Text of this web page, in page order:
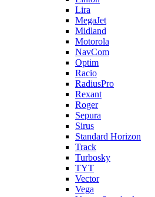
Lira
MegaJet
Midland
Motorola
NavCom
Optim
Racio
RadiusPro
Rexant
Roger
Sepura
Sirus
Standard Horizon
Track
Turbosky
TYT
Vector
Vega